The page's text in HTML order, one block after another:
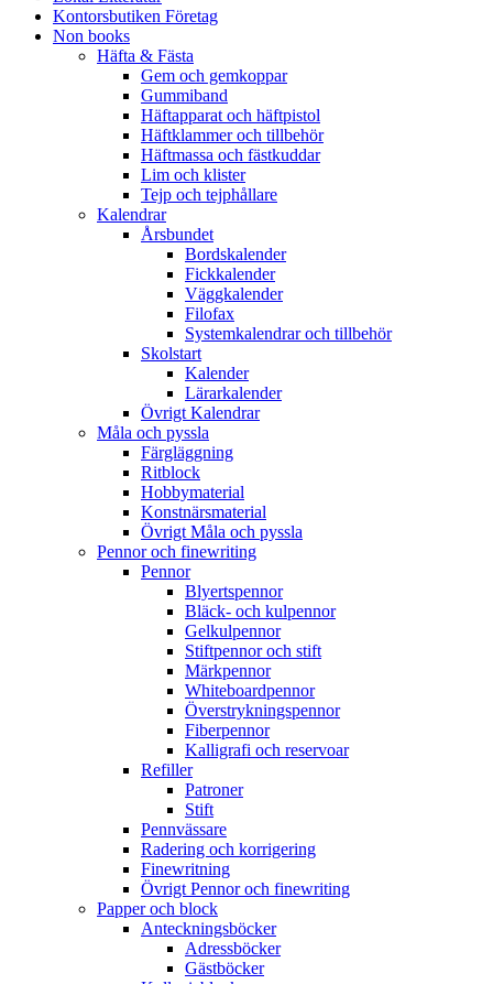
Kontorsbutiken Företag
Non books
Häfta & Fästa
Gem och gemkoppar
Gummiband
Häftapparat och häftpistol
Häftklammer och tillbehör
Häftmassa och fästkuddar
Lim och klister
Tejp och tejphållare
Kalendrar
Årsbundet
Bordskalender
Fickkalender
Väggkalender
Filofax
Systemkalendrar och tillbehör
Skolstart
Kalender
Lärarkalender
Övrigt Kalendrar
Måla och pyssla
Färgläggning
Ritblock
Hobbymaterial
Konstnärsmaterial
Övrigt Måla och pyssla
Pennor och finewriting
Pennor
Blyertspennor
Bläck- och kulpennor
Gelkulpennor
Stiftpennor och stift
Märkpennor
Whiteboardpennor
Överstrykningspennor
Fiberpennor
Kalligrafi och reservoar
Refiller
Patroner
Stift
Pennvässare
Radering och korrigering
Finewritning
Övrigt Pennor och finewriting
Papper och block
Anteckningsböcker
Adressböcker
Gästböcker